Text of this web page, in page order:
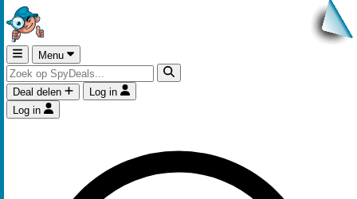
Menu
Deal delen
Log in
Log in